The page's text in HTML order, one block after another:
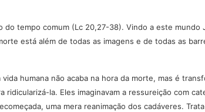
tempo comum (Lc 20,27-38). Vindo a este
está além de todas as imagens e de todas as
humana não acaba na hora da morte, mas é
la. Eles imaginavam a ressureição com
uma mera reanimação dos cadáveres.